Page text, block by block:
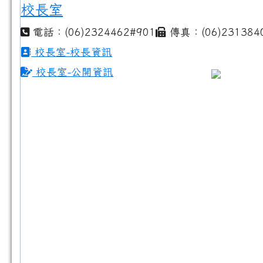
校長室
電話：(06)2324462#901
傳真：
校長室-校長資訊
校長室-公開資訊